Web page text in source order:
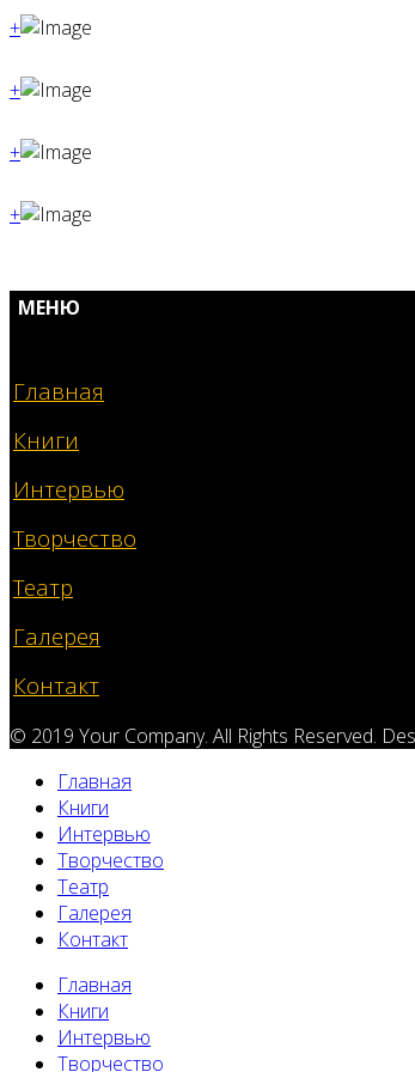
+
+
+
+
МЕНЮ
Главная
Книги
Интервью
Творчество
Театр
Галерея
Контакт
© 2019 Your Company. All Rights Reserved.
Главная
Книги
Интервью
Творчество
Театр
Галерея
Контакт
Главная
Книги
Интервью
Творчество